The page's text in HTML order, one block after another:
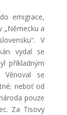
emigrace,
„Německu a
V
vydal se
příkladným
Věnoval se
neboť od
pouze
Za Tisovy